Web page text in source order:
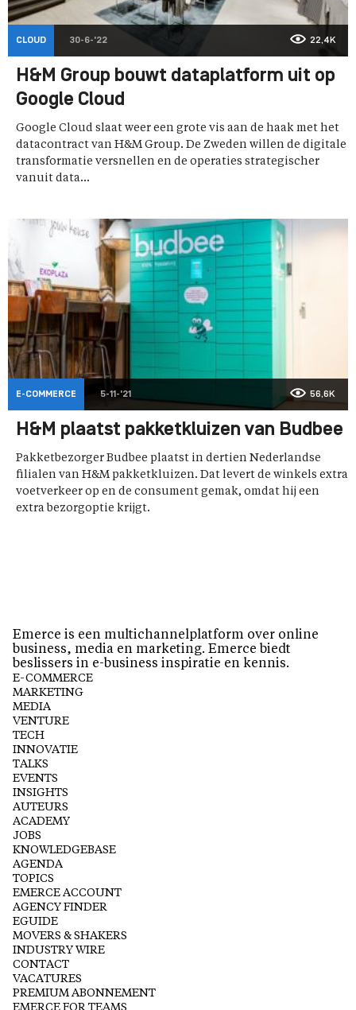
CLOUD 30-6-'22 22,4K
H&M Group bouwt dataplatform uit op
Google Cloud
Google Cloud slaat weer een grote vis aan de haak met het
datacontract van H&M Group. De Zweden willen de digitale
transformatie versnellen en de operaties strategischer
vanuit data...
E-COMMERCE 5-11-'21 56,6K
H&M plaatst pakketkluizen van Budbee
Pakketbezorger Budbee plaatst in dertien Nederlandse
filialen van H&M pakketkluizen. Dat levert de winkels extra
voetverkeer op en de consument gemak, omdat hij een
extra bezorgoptie krijgt.
Emerce is een multichannelplatform over online
business, media en marketing. Emerce biedt
beslissers in e-business inspiratie en kennis.
E-COMMERCE
MARKETING
MEDIA
VENTURE
TECH
INNOVATIE
TALKS
EVENTS
INSIGHTS
AUTEURS
ACADEMY
JOBS
KNOWLEDGEBASE
AGENDA
TOPICS
EMERCE ACCOUNT
AGENCY FINDER
EGUIDE
MOVERS & SHAKERS
INDUSTRY WIRE
CONTACT
VACATURES
PREMIUM ABONNEMENT
EMERCE FOR TEAMS